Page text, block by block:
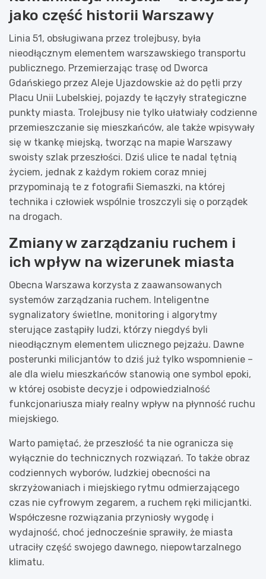
jako część historii Warszawy
Linia 51, obsługiwana przez trolejbusy, była
nieodłącznym elementem warszawskiego transportu
publicznego. Przemierzając trasę od Dworca
Gdańskiego przez Aleje Ujazdowskie aż do pętli przy
Placu Unii Lubelskiej, pojazdy te łączyły strategiczne
punkty miasta. Trolejbusy nie tylko ułatwiały codzienne
przemieszczanie się mieszkańców, ale także wpisywały
się w tkankę miejską, tworząc na mapie Warszawy
swoisty szlak przeszłości. Dziś ulice te nadal tętnią
życiem, jednak z każdym rokiem coraz mniej
przypominają te z fotografii Siemaszki, na której
technika i człowiek wspólnie troszczyli się o porządek
na drogach.
Zmiany w zarządzaniu ruchem i
ich wpływ na wizerunek miasta
Obecna Warszawa korzysta z zaawansowanych
systemów zarządzania ruchem. Inteligentne
sygnalizatory świetlne, monitoring i algorytmy
sterujące zastąpiły ludzi, którzy niegdyś byli
nieodłącznym elementem ulicznego pejzażu. Dawne
posterunki milicjantów to dziś już tylko wspomnienie –
ale dla wielu mieszkańców stanowią one symbol epoki,
w której osobiste decyzje i odpowiedzialność
funkcjonariusza miały realny wpływ na płynność ruchu
miejskiego.
Warto pamiętać, że przeszłość ta nie ogranicza się
wyłącznie do technicznych rozwiązań. To także obraz
codziennych wyborów, ludzkiej obecności na
skrzyżowaniach i miejskiego rytmu odmierzającego
czas nie cyfrowym zegarem, a ruchem ręki milicjantki.
Współczesne rozwiązania przyniosły wygodę i
wydajność, choć jednocześnie sprawiły, że miasta
utraciły część swojego dawnego, niepowtarzalnego
klimatu.